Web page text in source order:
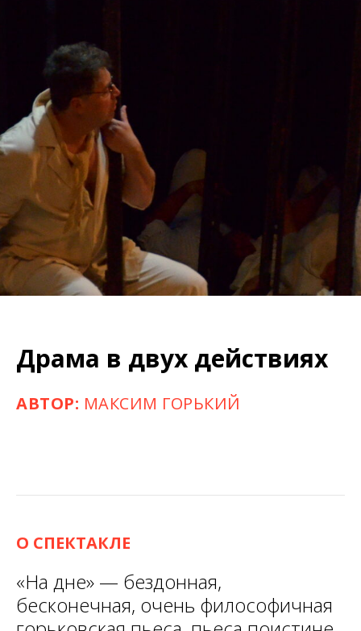
Драма в двух действиях
АВТОР: МАКСИМ ГОРЬКИЙ
О СПЕКТАКЛЕ
«На дне» — бездонная,
бесконечная, очень философичная